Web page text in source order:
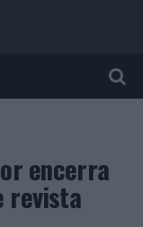
encerra
revista